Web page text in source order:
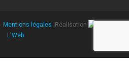
Mentions légales |Réalisation
L'Web